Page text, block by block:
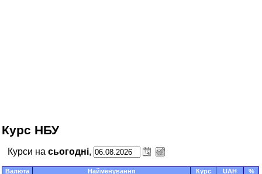
Курс НБУ
Курси на сьогодні,
Валюта Найменування Курс UAH %